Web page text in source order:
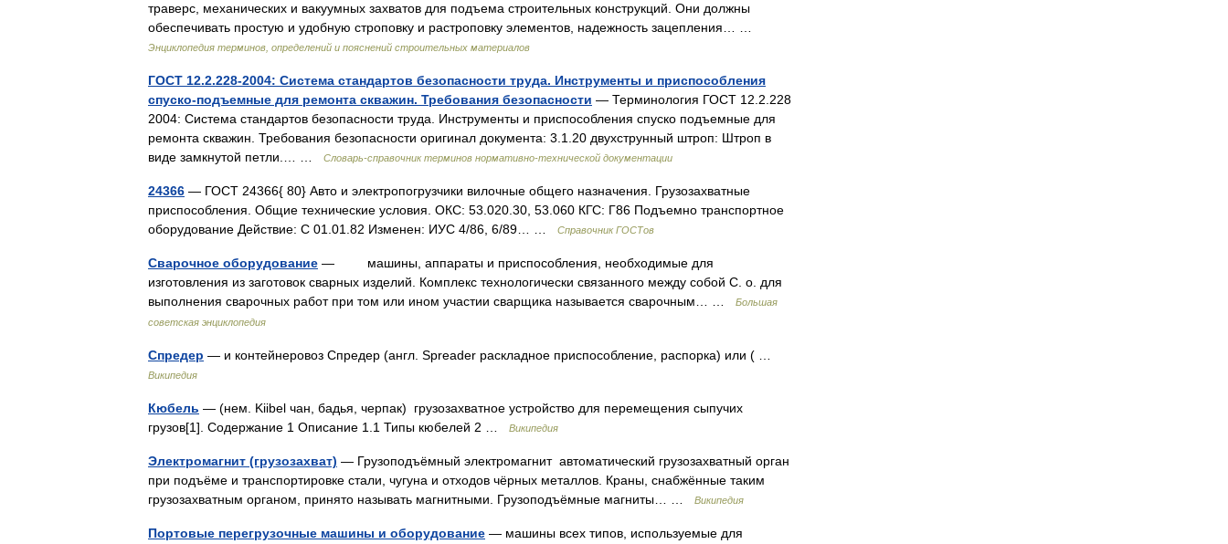
траверс, механических и вакуумных захватов для подъема строительных конструкций. Они должны
обеспечивать простую и удобную строповку и растроповку элементов, надежность зацепления… …
Энциклопедия терминов, определений и пояснений строительных материалов
ГОСТ 12.2.228-2004: Система стандартов безопасности труда. Инструменты и приспособления
спуско-подъемные для ремонта скважин. Требования безопасности — Терминология ГОСТ 12.2.228
2004: Система стандартов безопасности труда. Инструменты и приспособления спуско подъемные для
ремонта скважин. Требования безопасности оригинал документа: 3.1.20 двухструнный штроп: Штроп в
виде замкнутой петли.… …
Словарь-справочник терминов нормативно-технической документации
24366 — ГОСТ 24366{ 80} Авто и электропогрузчики вилочные общего назначения. Грузозахватные
приспособления. Общие технические условия. ОКС: 53.020.30, 53.060 КГС: Г86 Подъемно транспортное
оборудование Действие: С 01.01.82 Изменен: ИУС 4/86, 6/89… …
Справочник ГОСТов
Сварочное оборудование — машины, аппараты и приспособления, необходимые для
изготовления из заготовок сварных изделий. Комплекс технологически связанного между собой С. о. для
выполнения сварочных работ при том или ином участии сварщика называется сварочным… …
Большая
советская энциклопедия
Спредер — и контейнеровоз Спредер (англ. Spreader раскладное приспособление, распорка) или ( …
Википедия
Кюбель — (нем. Kiibel чан, бадья, черпак) грузозахватное устройство для перемещения сыпучих
грузов[1]. Содержание 1 Описание 1.1 Типы кюбелей 2 …
Википедия
Электромагнит (грузозахват) — Грузоподъёмный электромагнит автоматический грузозахватный орган
при подъёме и транспортировке стали, чугуна и отходов чёрных металлов. Краны, снабжённые таким
грузозахватным органом, принято называть магнитными. Грузоподъёмные магниты… …
Википедия
Портовые перегрузочные машины и оборудование — машины всех типов, используемые для